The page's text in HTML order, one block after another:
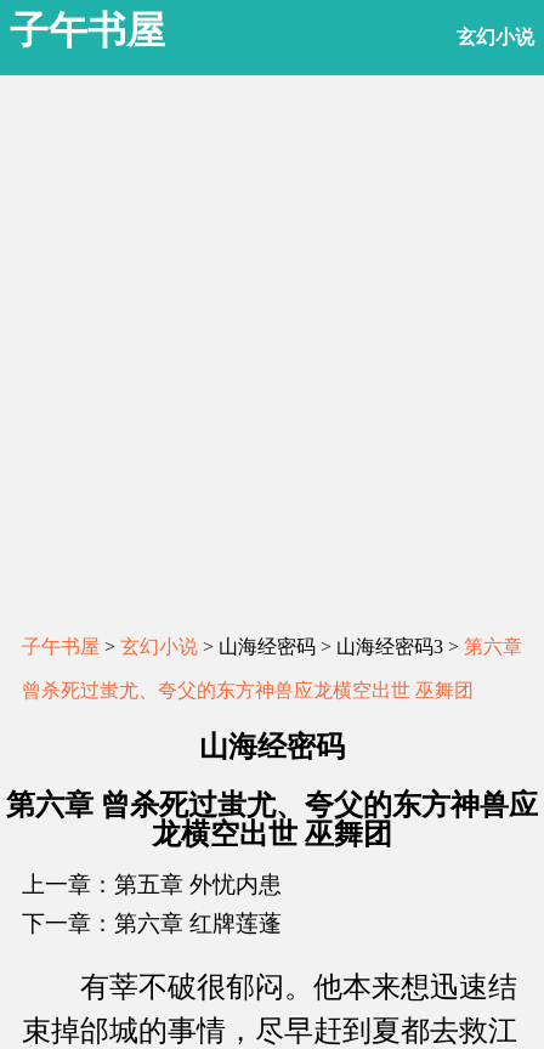
子午书屋 玄幻小说
子午书屋 > 玄幻小说 > 山海经密码 > 山海经密码3 > 第六章
曾杀死过蚩尤、夸父的东方神兽应龙横空出世 巫舞团
山海经密码
第六章 曾杀死过蚩尤、夸父的东方神兽应
龙横空出世 巫舞团
上一章：第五章 外忧内患
下一章：第六章 红牌莲蓬
有莘不破很郁闷。他本来想迅速结
束掉邰城的事情，尽早赶到夏都去救江